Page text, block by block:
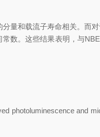
和载流子寿命相关。而
。这些结果表明，与
photoluminescence and